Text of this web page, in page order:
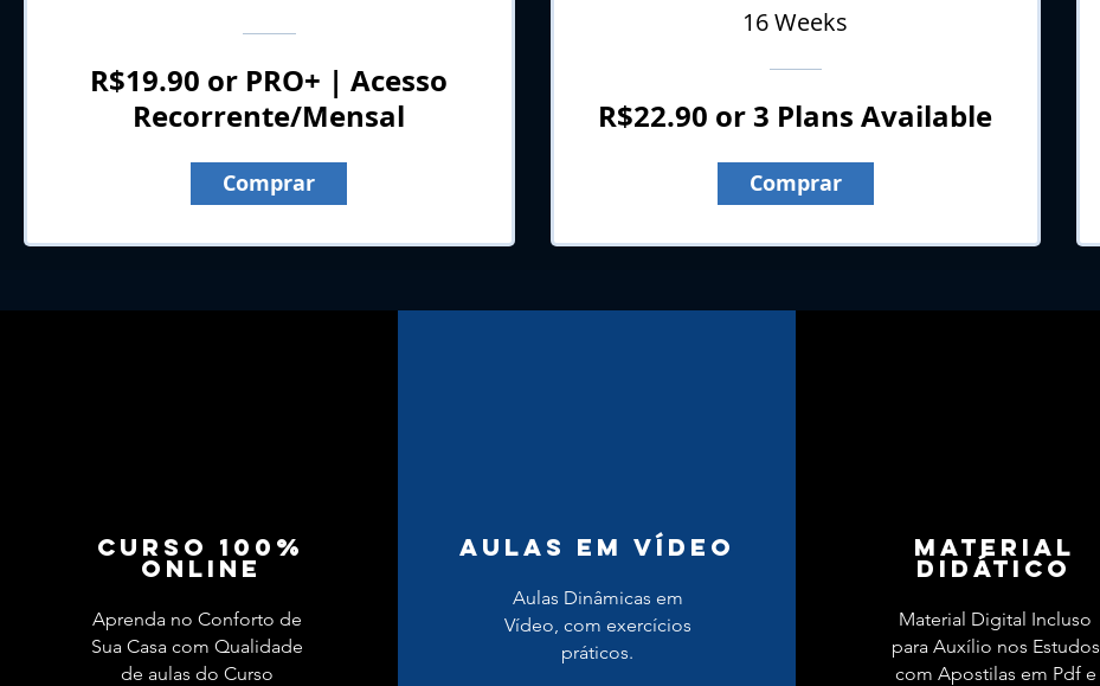
R$19.90 or PRO+ | Acesso
Recorrente/Mensal
Comprar
Multímetro
16 Weeks
R$22.90 or 3 Plans Available
Comprar
curso 100%
online
Aprenda no Conforto de
Sua Casa com Qualidade
de aulas do Curso
aULAS EM VÍDEO
Aulas Dinâmicas em
Vídeo, com exercícios
práticos.
material
didático
Material Digital Incluso
para Auxílio nos Estudos
com Apostilas em Pdf e